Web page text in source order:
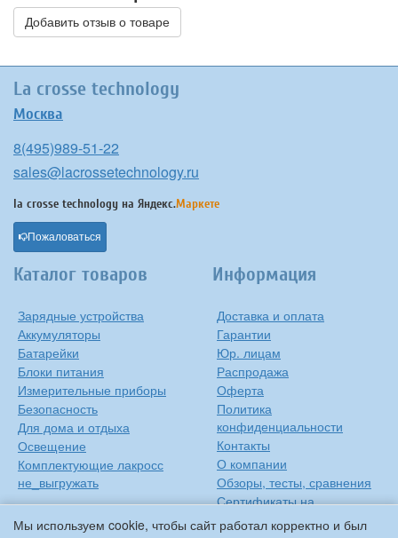
Мы используем cookie, чтобы сайт работал корректно и был
Добавить отзыв о товаре
La crosse technology
Москва
8(495)989-51-22
sales@lacrossetechnology.ru
la crosse technology на Яндекс.Маркете
Пожаловаться
Каталог товаров
Зарядные устройства
Аккумуляторы
Батарейки
Блоки питания
Измерительные приборы
Безопасность
Для дома и отдыха
Освещение
Комплектующие лакросс
не_выгружать
Информация
Доставка и оплата
Гарантии
Юр. лицам
Распродажа
Оферта
Политика
конфиденциальности
Контакты
О компании
Обзоры, тесты, сравнения
Сертификаты на
продукцию